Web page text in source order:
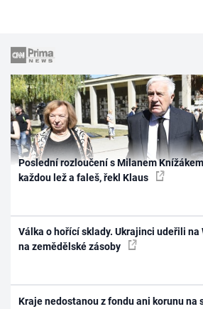
Poslední rozloučení s Milanem
každou lež a faleš, řekl Klaus
Válka o hořící sklady. Ukrajinci udeřili na
na zemědělské zásoby
Kraje nedostanou z fondu ani korunu na